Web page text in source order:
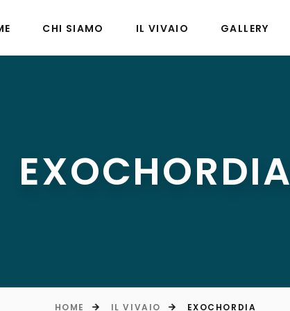
CHI SIAMO IL VIVAIO GALLERY
EXOCHORDIA
HOME IL VIVAIO EXOCHORDIA